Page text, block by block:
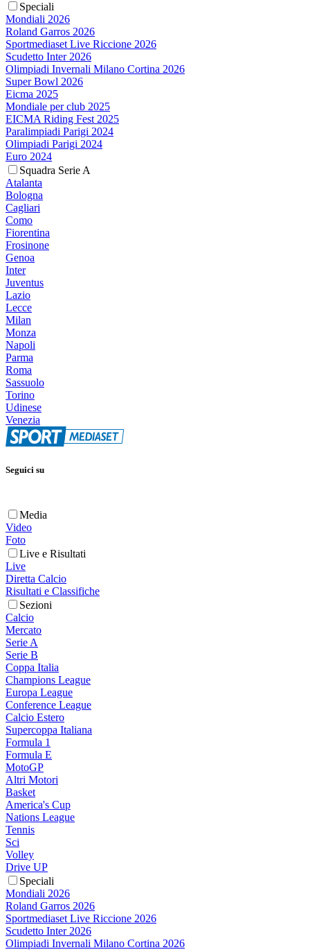
Speciali
Mondiali 2026
Roland Garros 2026
Sportmediaset Live Riccione 2026
Scudetto Inter 2026
Olimpiadi Invernali Milano Cortina 2026
Super Bowl 2026
Eicma 2025
Mondiale per club 2025
EICMA Riding Fest 2025
Paralimpiadi Parigi 2024
Olimpiadi Parigi 2024
Euro 2024
Squadra Serie A
Atalanta
Bologna
Cagliari
Como
Fiorentina
Frosinone
Genoa
Inter
Juventus
Lazio
Lecce
Milan
Monza
Napoli
Parma
Roma
Sassuolo
Torino
Udinese
Venezia
Seguici su
Media
Video
Foto
Live e Risultati
Live
Diretta Calcio
Risultati e Classifiche
Sezioni
Calcio
Mercato
Serie A
Serie B
Coppa Italia
Champions League
Europa League
Conference League
Calcio Estero
Supercoppa Italiana
Formula 1
Formula E
MotoGP
Altri Motori
Basket
America's Cup
Nations League
Tennis
Sci
Volley
Drive UP
Speciali
Mondiali 2026
Roland Garros 2026
Sportmediaset Live Riccione 2026
Scudetto Inter 2026
Olimpiadi Invernali Milano Cortina 2026